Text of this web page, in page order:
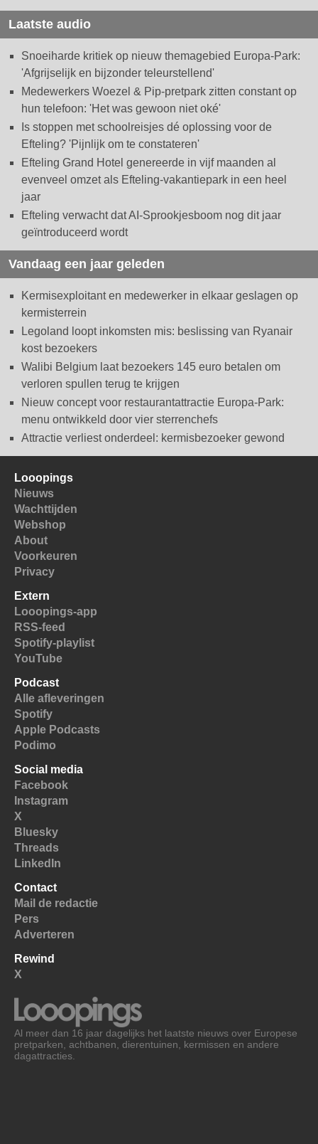
Laatste audio
Snoeiharde kritiek op nieuw themagebied Europa-Park:
'Afgrijselijk en bijzonder teleurstellend'
Medewerkers Woezel & Pip-pretpark zitten constant op
hun telefoon: 'Het was gewoon niet oké'
Is stoppen met schoolreisjes dé oplossing voor de
Efteling? 'Pijnlijk om te constateren'
Efteling Grand Hotel genereerde in vijf maanden al
evenveel omzet als Efteling-vakantiepark in een heel
jaar
Efteling verwacht dat AI-Sprookjesboom nog dit jaar
geïntroduceerd wordt
Vandaag een jaar geleden
Kermisexploitant en medewerker in elkaar geslagen op
kermisterrein
Legoland loopt inkomsten mis: beslissing van Ryanair
kost bezoekers
Walibi Belgium laat bezoekers 145 euro betalen om
verloren spullen terug te krijgen
Nieuw concept voor restaurantattractie Europa-Park:
menu ontwikkeld door vier sterrenchefs
Attractie verliest onderdeel: kermisbezoeker gewond
Looopings
Nieuws
Wachttijden
Webshop
About
Voorkeuren
Privacy
Extern
Looopings-app
RSS-feed
Spotify-playlist
YouTube
Podcast
Alle afleveringen
Spotify
Apple Podcasts
Podimo
Social media
Facebook
Instagram
X
Bluesky
Threads
LinkedIn
Contact
Mail de redactie
Pers
Adverteren
Rewind
X
Al meer dan 16 jaar dagelijks het laatste nieuws over Europese
pretparken, achtbanen, dierentuinen, kermissen en andere
dagattracties.